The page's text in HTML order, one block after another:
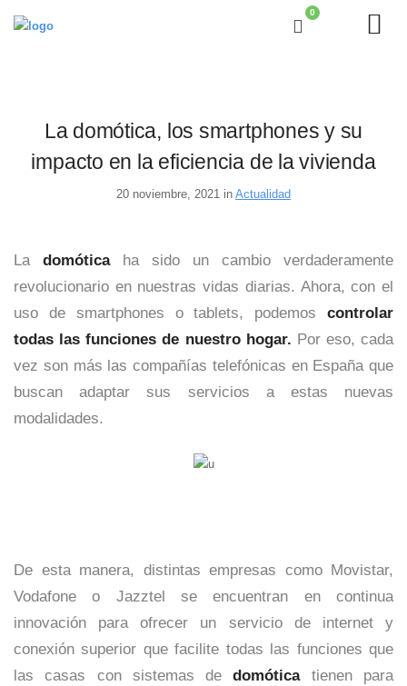
0
La domótica, los smartphones y su
impacto en la eficiencia de la vivienda
20 noviembre, 2021 in Actualidad
La domóticaha sido un cambio verdaderamente
revolucionario en nuestras vidas diarias. Ahora, con el
uso de smartphones o tablets, podemos controlar
todas las funciones de nuestro hogar. Por eso, cada
vez son más las compañías telefónicas en España que
buscan adaptar sus servicios a estas nuevas
modalidades.
De esta manera, distintas empresas como Movistar,
Vodafone o Jazztel se encuentran en continua
innovación para ofrecer un servicio de internet y
conexión superior que facilite todas las funciones que
las casas con sistemas dedomóticatienen para